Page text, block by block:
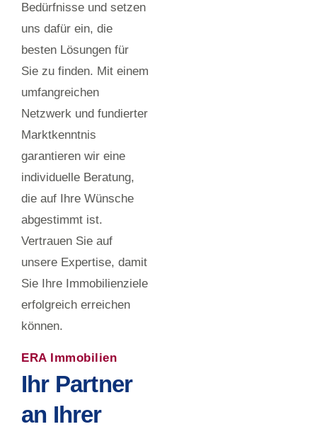
Bedürfnisse und setzen
uns dafür ein, die
besten Lösungen für
Sie zu finden. Mit einem
umfangreichen
Netzwerk und fundierter
Marktkenntnis
garantieren wir eine
individuelle Beratung,
die auf Ihre Wünsche
abgestimmt ist.
Vertrauen Sie auf
unsere Expertise, damit
Sie Ihre Immobilienziele
erfolgreich erreichen
können.
ERA Immobilien
Ihr Partner
an Ihrer